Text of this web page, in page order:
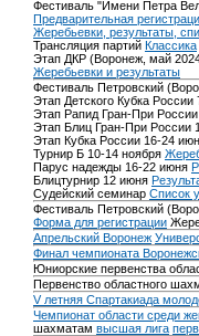
Фестиваль "Имени Петра
Предварительная
Жеребьевки, результаты,
Трансляция партий Классика
Этап ДКР (Воронеж, май
Жеребьевки и результаты
Фестиваль Петровский
Этап Детского Кубка России
Этап Рапид Гран-При
Этап Блиц Гран-При России
Этап Кубка России 16-24
Турнир Б 10-14 ноября
Парус надежды 16-22 июня
Блицтурнир 12 июня
Судейский семинар Список
Фестиваль Петровский
Форма для регистрации
Апрельский Воронеж
Финал чемпионата
Юниорские первенства
Первенство областного
V летняя Спартакиада
Чемпионат области среди
шахматам высшая лига